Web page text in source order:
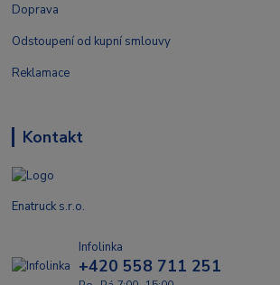
Doprava
Odstoupení od kupní smlouvy
Reklamace
Kontakt
Enatruck s.r.o.
Infolinka
+420 558 711 251